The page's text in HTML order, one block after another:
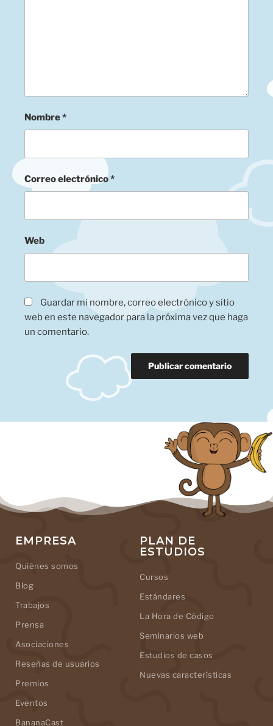
Nombre*
Correo electrónico*
Web
Guardar mi nombre, correo electrónico y sitio
web en este navegador para la próxima vez que haga
un comentario.
EMPRESA
Quiénes somos
Blog
Trabajos
Prensa
Asociaciones
Reseñas de usuarios
Premios
Eventos
BananaCast
PLAN DE
ESTUDIOS
Cursos
Estándares
La Hora de Código
Seminarios web
Estudios de casos
Nuevas características